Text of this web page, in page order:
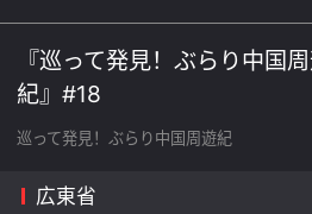
『巡って発見！ぶらり中国
紀』#18
巡って発見！ぶらり中国周遊紀
広東省